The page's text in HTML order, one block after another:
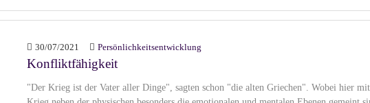
30/07/2021 Persönlichkeitsentwicklung
Konfliktfähigkeit
"Der Krieg ist der Vater aller Dinge", sagten schon "die alten Griechen". Wobei hier mit